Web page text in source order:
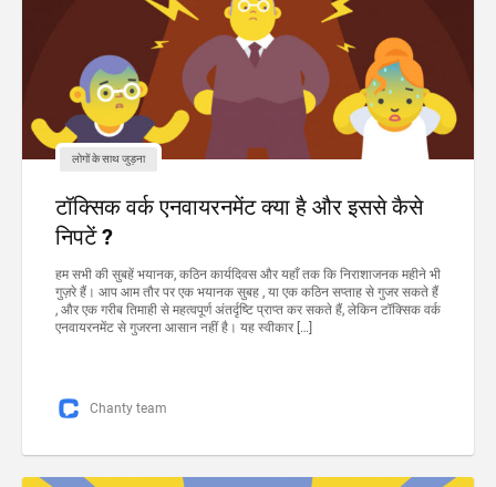
लोगों के साथ जुड़ना
टॉक्सिक वर्क एनवायरनमेंट क्या है और इससे कैसे
निपटें ?
हम सभी की सुबहें भयानक, कठिन कार्यदिवस और यहाँ तक कि निराशाजनक महीने भी
गुज़रे हैं। आप आम तौर पर एक भयानक सुबह , या एक कठिन सप्ताह से गुजर सकते हैं
, और एक गरीब तिमाही से महत्वपूर्ण अंतर्दृष्टि प्राप्त कर सकते हैं, लेकिन टॉक्सिक वर्क
एनवायरनमेंट से गुजरना आसान नहीं है। यह स्वीकार […]
Chanty team